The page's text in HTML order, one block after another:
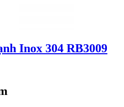
Inox 304 RB3009